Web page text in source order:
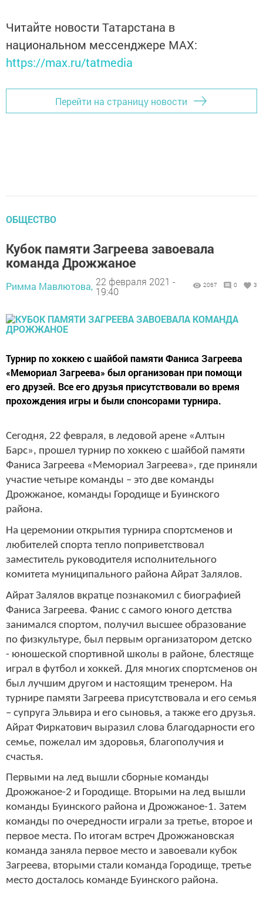
Читайте новости Татарстана в
национальном мессенджере MАХ:
https://max.ru/tatmedia
Перейти на страницу новости
ОБЩЕСТВО
Кубок памяти Загреева завоевала
команда Дрожжаное
Римма Мавлютова, 22 февраля 2021 -
19:40
2067 0 3
Турнир по хоккею с шайбой памяти Фаниса Загреева
«Мемориал Загреева» был организован при помощи
его друзей. Все его друзья присутствовали во время
прохождения игры и были спонсорами турнира.
Сегодня, 22 февраля, в ледовой арене «Алтын
Барс», прошел турнир по хоккею с шайбой памяти
Фаниса Загреева «Мемориал Загреева», где приняли
участие четыре команды – это две команды
Дрожжаное, команды Городище и Буинского
района.
На церемонии открытия турнира спортсменов и
любителей спорта тепло поприветствовал
заместитель руководителя исполнительного
комитета муниципального района Айрат Залялов.
Айрат Залялов вкратце познакомил с биографией
Фаниса Загреева. Фанис с самого юного детства
занимался спортом, получил высшее образование
по физкультуре, был первым организатором детско
- юношеской спортивной школы в районе, блестяще
играл в футбол и хоккей. Для многих спортсменов он
был лучшим другом и настоящим тренером. На
турнире памяти Загреева присутствовала и его семья
– супруга Эльвира и его сыновья, а также его друзья.
Айрат Фиркатович выразил слова благодарности его
семье, пожелал им здоровья, благополучия и
счастья.
Первыми на лед вышли сборные команды
Дрожжаное-2 и Городище. Вторыми на лед вышли
команды Буинского района и Дрожжаное-1. Затем
команды по очередности играли за третье, второе и
первое места. По итогам встреч Дрожжановская
команда заняла первое место и завоевали кубок
Загреева, вторыми стали команда Городище, третье
место досталось команде Буинского района.